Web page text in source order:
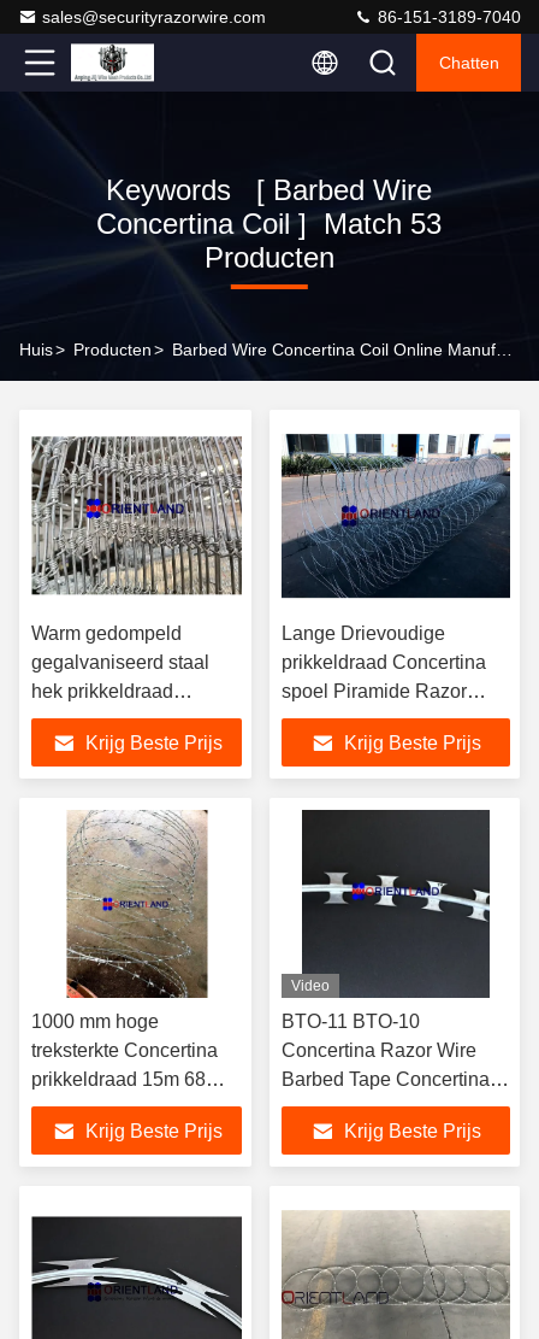
sales@securityrazorwire.com 86-151-3189-7040
Chatten
Keywords [ Barbed Wire
Concertina Coil ] Match 53
Producten
Huis> Producten>
Warm gedompeld
gegalvaniseerd staal
hek prikkeldraad
Concertina spoel 500m
prikkeldraadKrijg Beste Prijs
Lange Drievoudige
prikkeldraad Concertina
spoel Piramide Razor
Blade Draad Gratis
monsterKrijg Beste Prijs
1000 mm hoge
treksterkte Concertina
prikkeldraad 15m 68
spoelen
Krijg Beste Prijs
Video
BTO-11 BTO-10
Concertina Razor Wire
Barbed Tape Concertina
spoelen
Krijg Beste Prijs